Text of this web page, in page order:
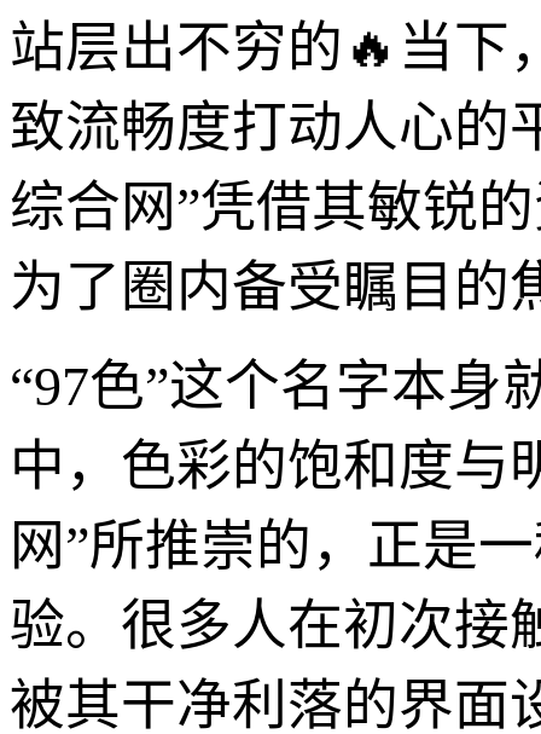
站层出不穷的🔥当下
致流畅度打动人心的
综合网”凭借其敏锐
为了圈内备受瞩目的
“97色”这个名字本身
中，色彩的饱和度与
网”所推崇的，正是
验。很多人在初次接
被其干净利落的界面